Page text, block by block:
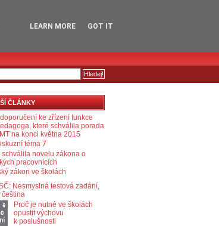
ČLÁNKY
ke zřízení funkce
které schválila porada
na konci května 2015
téma 7
schválila novelu zákona o
pracovnících
zákon ve školách
Nesmyslná testová zadání,
čeština
Proč je nutné ve školách
opustit výchovu
k poslušnosti
LEARN MORE GOT IT